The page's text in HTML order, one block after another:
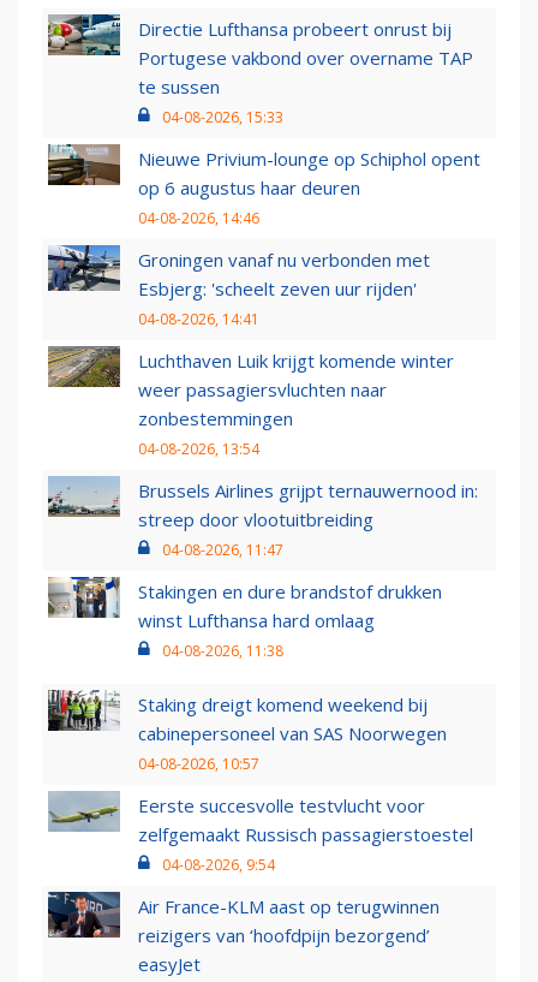
Directie Lufthansa probeert onrust bij
Portugese vakbond over overname TAP
te sussen
04-08-2026, 15:33
Nieuwe Privium-lounge op Schiphol opent
op 6 augustus haar deuren
04-08-2026, 14:46
Groningen vanaf nu verbonden met
Esbjerg: 'scheelt zeven uur rijden'
04-08-2026, 14:41
Luchthaven Luik krijgt komende winter
weer passagiersvluchten naar
zonbestemmingen
04-08-2026, 13:54
Brussels Airlines grijpt ternauwernood in:
streep door vlootuitbreiding
04-08-2026, 11:47
Stakingen en dure brandstof drukken
winst Lufthansa hard omlaag
04-08-2026, 11:38
Staking dreigt komend weekend bij
cabinepersoneel van SAS Noorwegen
04-08-2026, 10:57
Eerste succesvolle testvlucht voor
zelfgemaakt Russisch passagierstoestel
04-08-2026, 9:54
Air France-KLM aast op terugwinnen
reizigers van ‘hoofdpijn bezorgend’
easyJet